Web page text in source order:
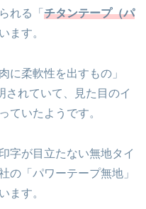
れる「 チタンテープ（パ
ます。
に柔軟性を出すもの」
されていて、見た目のイ
ていたようです。
字が目立たない無地タイ
の「パワーテープ無地」
ます。